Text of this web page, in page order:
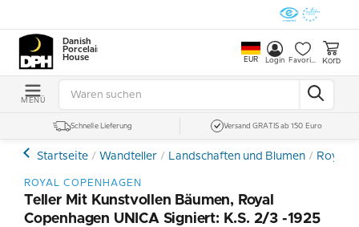
Danish
Porcelain
House
EUR Login Favoriten Korb
MENÜ
Schnelle Lieferung Versand GRATIS ab 150 Euro
Startseite Wandteller Landschaften und Blumen Royal
ROYAL COPENHAGEN
Teller Mit Kunstvollen Bäumen, Royal
Copenhagen UNICA Signiert: K.S. 2/3 -1925